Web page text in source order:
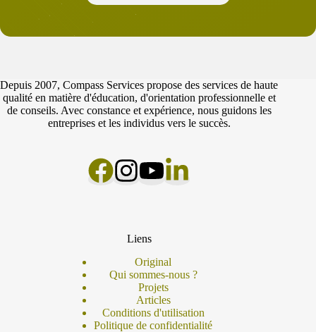
Depuis 2007, Compass Services propose des services de haute
qualité en matière d'éducation, d'orientation professionnelle et
de conseils. Avec constance et expérience, nous guidons les
entreprises et les individus vers le succès.
Liens
Original
Qui sommes-nous ?
Projets
Articles
Conditions d'utilisation
Politique de confidentialité